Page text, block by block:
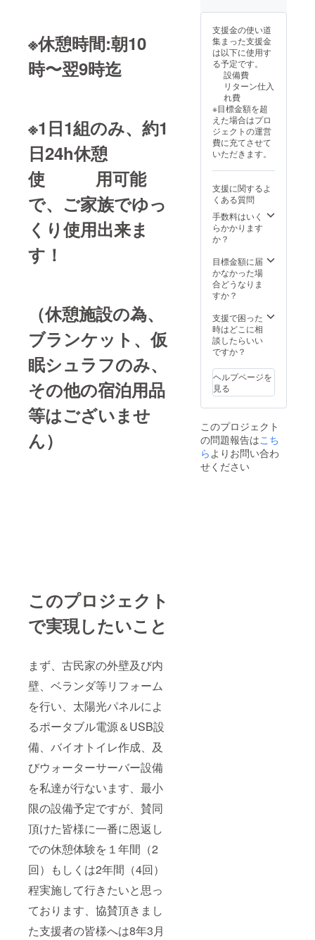
※休憩時間:朝10
時〜翌9時迄
※1日1組のみ、約1
日24h休憩
使 用可能
で、ご家族でゆっ
くり使用出来ま
す！
（休憩施設の為、
ブランケット、仮
眠シュラフのみ、
その他の宿泊用品
等はございませ
ん）
このプロジェクト
で実現したいこと
まず、古民家の外壁及び内
壁、ベランダ等リフォーム
を行い、太陽光パネルによ
るポータブル電源＆USB設
備、バイオトイレ作成、及
びウォーターサーバー設備
を私達が行ないます、最小
限の設備予定ですが、賛同
頂けた皆様に一番に恩返し
での休憩体験を１年間（2
回）もしくは2年間（4回）
程実施して行きたいと思っ
ております、協賛頂きまし
た支援者の皆様へは8年3月
内） ・
支援者
様の交
通費、
食費は
各自で
ご負担
くださ
い。
メール
をご確
認くだ
さい。
※年間合
計2、3
回の空
いてい
る日程
へのご
家族休
憩体験
を実施
致しま
す（連
可） ※
このリ
ターン
は休憩
設の使
用可能
です
日程で
有れば2
年間は
いつで
頂けま
す） ※
平日は
優先対
すが、
土、
日、祝
等抽選
になる
考欄に
希望さ
れるお
名前を
ご記入
くださ
い
：
ロゴや
バナー
などの
画像の
受け渡
いて
は、プ
ロジェ
クト終
了後に
り
する
メール
認くだ
さい。
※2年間
合計4回
ている
日程へ
のご家
族休憩
実施致
します
（連続
使用
可） ※
支援金の使い道
集まった支援金
は以下に使用す
る予定です。
設備費
リターン仕入
れ費
※目標金額を超
えた場合はプロ
ジェクトの運営
費に充てさせて
いただきます。
支援に関するよ
くある質問
手数料はいく
らかかります
か？
目標金額に届
かなかった場
合どうなりま
すか？
支援で困った
時はどこに相
談したらいい
ですか？
ヘルプページを
見る
このプロジェクト
の問題報告はこち
ら よりお問い合わ
せください